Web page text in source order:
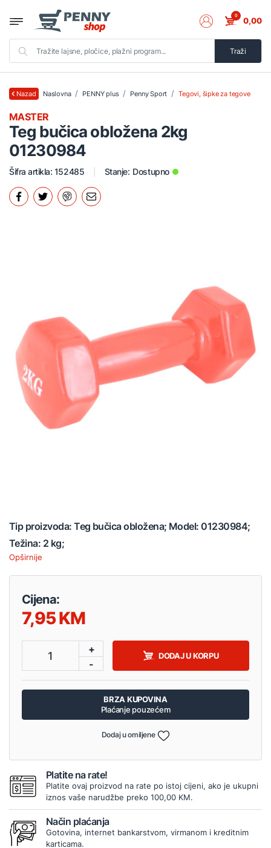
Traži
0 0,00
Nazad Naslovna PENNY plus Penny Sport Tegovi, šipke za tegove
Teg bučica obložena 2kg
01230984
MASTER
Šifra artikla: 152485 Stanje: Dostupno
Tip proizvoda: Teg bučica obložena; Model: 01230984;
Težina: 2 kg;
Opširnije
Cijena:
7,95
1
+
-
DODAJ U KORPU
BRZA KUPOVINA
Plaćanje pouzećem
Dodaj u omiljene
Platite na rate!
Platite ovaj proizvod na rate po istoj cijeni, ako je ukupni
iznos vaše narudžbe preko 100,00 KM.
Način plaćanja
Gotovina, internet bankarstvom, virmanom i kreditnim
karticama.